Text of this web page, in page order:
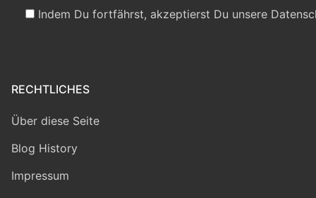
Indem Du fortfährst, akzeptierst Du unsere
RECHTLICHES
Über diese Seite
Blog History
Impressum